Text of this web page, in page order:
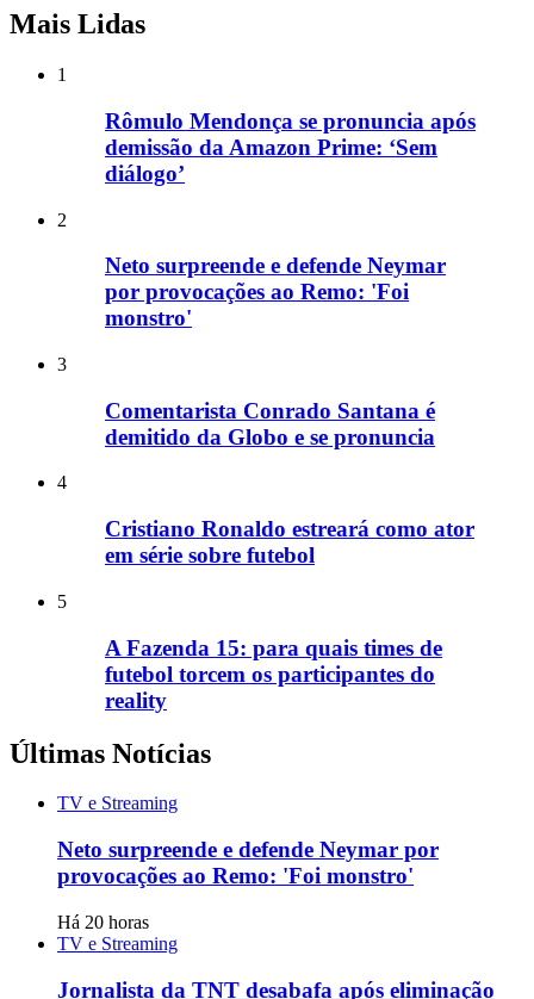
Mais Lidas
1
Rômulo Mendonça se pronuncia após
demissão da Amazon Prime: ‘Sem
diálogo’
2
Neto surpreende e defende Neymar
por provocações ao Remo: 'Foi
monstro'
3
Comentarista Conrado Santana é
demitido da Globo e se pronuncia
4
Cristiano Ronaldo estreará como ator
em série sobre futebol
5
A Fazenda 15: para quais times de
futebol torcem os participantes do
reality
Últimas Notícias
TV e Streaming
Neto surpreende e defende Neymar por
provocações ao Remo: 'Foi monstro'
Há 20 horas
TV e Streaming
Jornalista da TNT desabafa após eliminação